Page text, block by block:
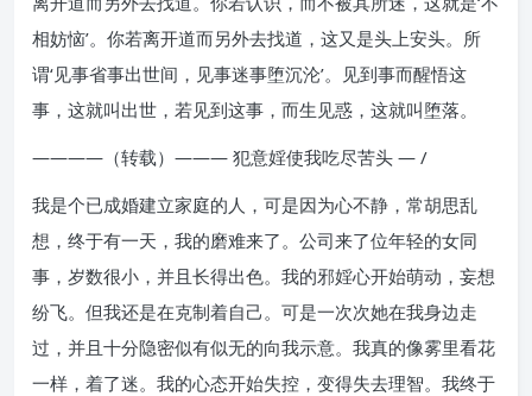
相妨恼’。你若离开道而另外去找道，这又是头上安头。所
谓‘见事省事出世间，见事迷事堕沉沦’。见到事而醒悟这
事，这就叫出世，若见到这事，而生见惑，这就叫堕落。
————（转载）——— 犯意婬使我吃尽苦头 — /
我是个已成婚建立家庭的人，可是因为心不静，常胡思乱
想，终于有一天，我的磨难来了。公司来了位年轻的女同
事，岁数很小，并且长得出色。我的邪婬心开始萌动，妄想
纷飞。但我还是在克制着自己。可是一次次她在我身边走
过，并且十分隐密似有似无的向我示意。我真的像雾里看花
一样，着了迷。我的心态开始失控，变得失去理智。我终于